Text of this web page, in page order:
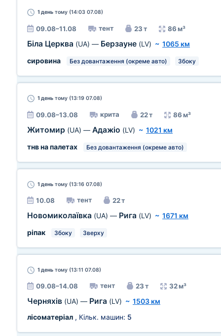
1 день тому (14:03 07.08)
09.08–11.08 тент 23 т 86 м³
Біла Церква (UA) — Берзауне (LV) ~ 1065 км
сировина
Без довантаження (окреме авто) Збоку
1 день тому (13:19 07.08)
09.08–13.08 крита 22 т 86 м³
Житомир (UA) — Адажіо (LV) ~ 1021 км
тнв на палетах
Без довантаження (окреме авто)
1 день тому (13:16 07.08)
10.08 тент 22 т
Новомиколаївка (UA) — Рига (LV) ~ 1671 км
ріпак
Збоку Зверху
1 день тому (13:11 07.08)
09.08–14.08 тент 23 т 32 м³
Черняхів (UA) — Рига (LV) ~ 1503 км
лісоматеріал , Кільк. машин: 5